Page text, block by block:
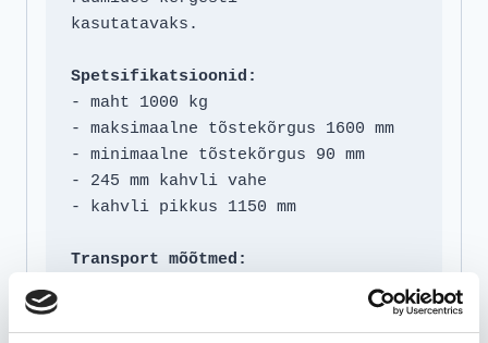
kasutatavaks.
Spetsifikatsioonid:
- maht 1000 kg
- maksimaalne tõstekõrgus 1600 mm
- minimaalne tõstekõrgus 90 mm
- 245 mm kahvli vahe
- kahvli pikkus 1150 mm
Transport mõõtmed:
- sügavus 1650 mm